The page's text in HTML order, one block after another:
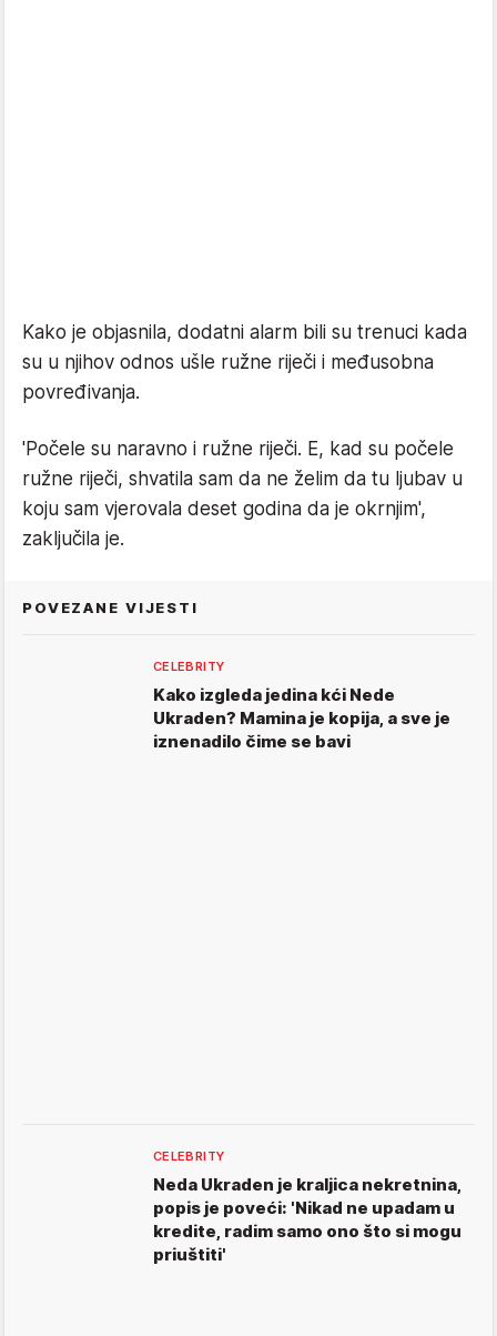
Kako je objasnila, dodatni alarm bili su trenuci kada
su u njihov odnos ušle ružne riječi i međusobna
povređivanja.
'Počele su naravno i ružne riječi. E, kad su počele
ružne riječi, shvatila sam da ne želim da tu ljubav u
koju sam vjerovala deset godina da je okrnjim',
zaključila je.
POVEZANE VIJESTI
CELEBRITY
Kako izgleda jedina kći Nede
Ukraden? Mamina je kopija, a sve je
iznenadilo čime se bavi
CELEBRITY
Neda Ukraden je kraljica nekretnina,
popis je poveći: 'Nikad ne upadam u
kredite, radim samo ono što si mogu
priuštiti'